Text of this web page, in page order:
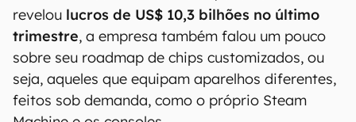
revelou lucros de US$ 10,3 bilhões no último
trimestre, a empresa também falou um pouco
sobre seu roadmap de chips customizados, ou
seja, aqueles que equipam aparelhos diferentes,
feitos sob demanda, como o próprio Steam